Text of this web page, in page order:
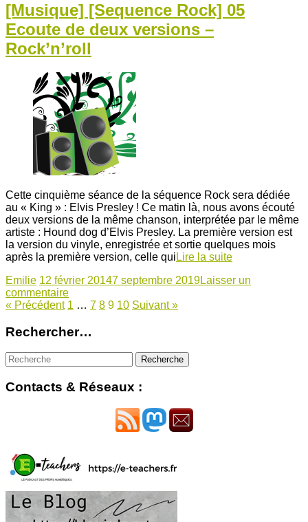
[Musique] [Sequence Rock] 05
Ecoute de deux versions –
Rock’n’roll
Cette cinquième séance de la séquence Rock sera dédiée
au « King » : Elvis Presley ! Ce matin là, nous avons écouté
deux versions de la même chanson, interprétée par le même
artiste : Hound dog d’Elvis Presley. La première version est
la version du vinyle, enregistrée et sortie quelques mois
après la première version, celle qui Lire la suite
Emilie 12 février 20147 septembre 2019Laisser un
commentaire
« Précédent 1 … 7 8 9 10 Suivant »
Rechercher…
Contacts & Réseaux :